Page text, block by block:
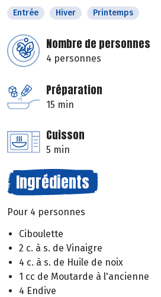
Entrée Hiver Printemps
Nombre de personnes
4 personnes
Préparation
15 min
Cuisson
5 min
Ingrédients
Pour 4 personnes
Ciboulette
2 c. à s. de Vinaigre
4 c. à s. de Huile de noix
1 cc de Moutarde à l'ancienne
4 Endive